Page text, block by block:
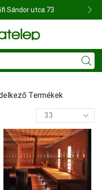
Termékek
termék
per
oldal